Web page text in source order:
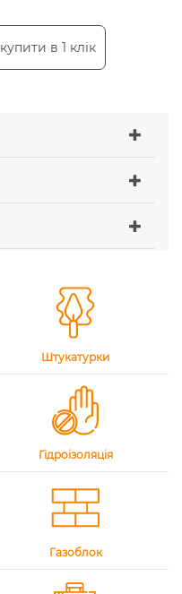
купити в 1 клік
Штукатурки
Гідроізоляція
Газоблок